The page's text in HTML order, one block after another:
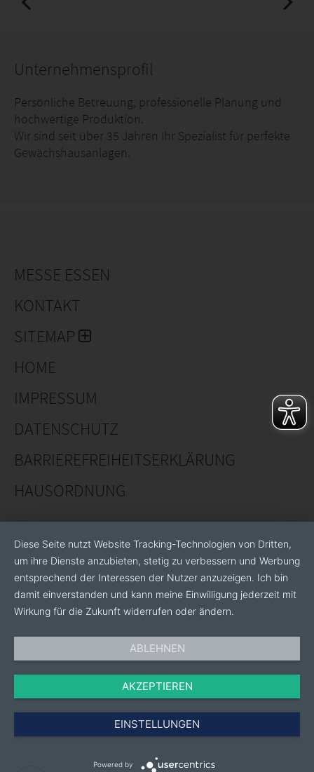
Unternehmensprofil
Persönliche Betreuung, professionelle Planung und
hochwertige Produktion.
Wir sind seit über 35 Jahren Ihr Spezialist für perfekte
Gewächshausanlagen.
MESSE ESSEN
KONTAKT
SITEMAP
HOME
IMPRESSUM
DATENSCHUTZ
BARRIEREFREIHEITSERKLÄRUNG
HAUSORDNUNG
Diese Seite nutzt Website Tracking-Technologien von Dritten,
um ihre Dienste anzubieten, stetig zu verbessern und Werbung
entsprechend der Interessen der Nutzer anzuzeigen. Ich bin
damit einverstanden und kann meine Einwilligung jederzeit mit
Wirkung für die Zukunft widerrufen oder ändern.
ABLEHNEN
AKZEPTIEREN
EINSTELLUNGEN
Powered by